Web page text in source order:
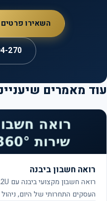
השאירו פרטים
270
מאמרים
רואה חשבון ביבנה
העסקים התחרותי של היום, ניהול